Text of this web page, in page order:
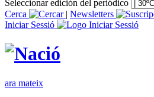
Seleccionar edición del periódico
Cerca
| Newsletters
Iniciar Sessió
ara mateix